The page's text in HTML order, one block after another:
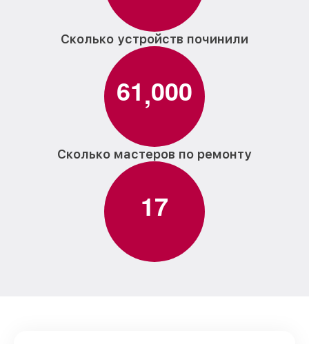
Сколько устройств починили
61,000
Сколько мастеров по ремонту
17